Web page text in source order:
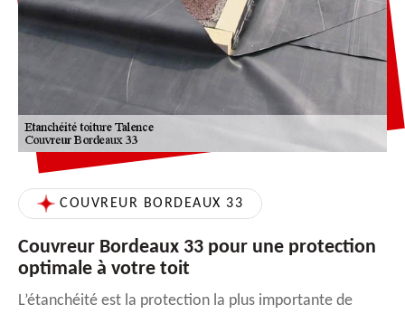
COUVREUR BORDEAUX 33
Couvreur Bordeaux 33 pour une protection
optimale à votre toit
L’étanchéité est la protection la plus importante de